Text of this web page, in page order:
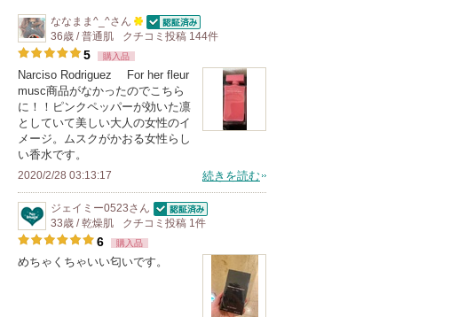
ななまま^_^さん
100
以
上
の
メ
ー
に
お
気
認証済
36歳 / 普通肌 クチコミ投稿 144件
5 購入品
Narciso Rodriguez For her fleur
musc商品がなかったのでこちら
に！！ピンクペッパーが効いた凛
としていて美しい大人の女性のイ
メージ。ムスクがかおる女性らし
い香水です。
2020/2/28 03:13:17 続きを読む
ジェイミー0523さん
認証済
33歳 / 乾燥肌 クチコミ投稿 1件
6 購入品
めちゃくちゃいい匂いです。